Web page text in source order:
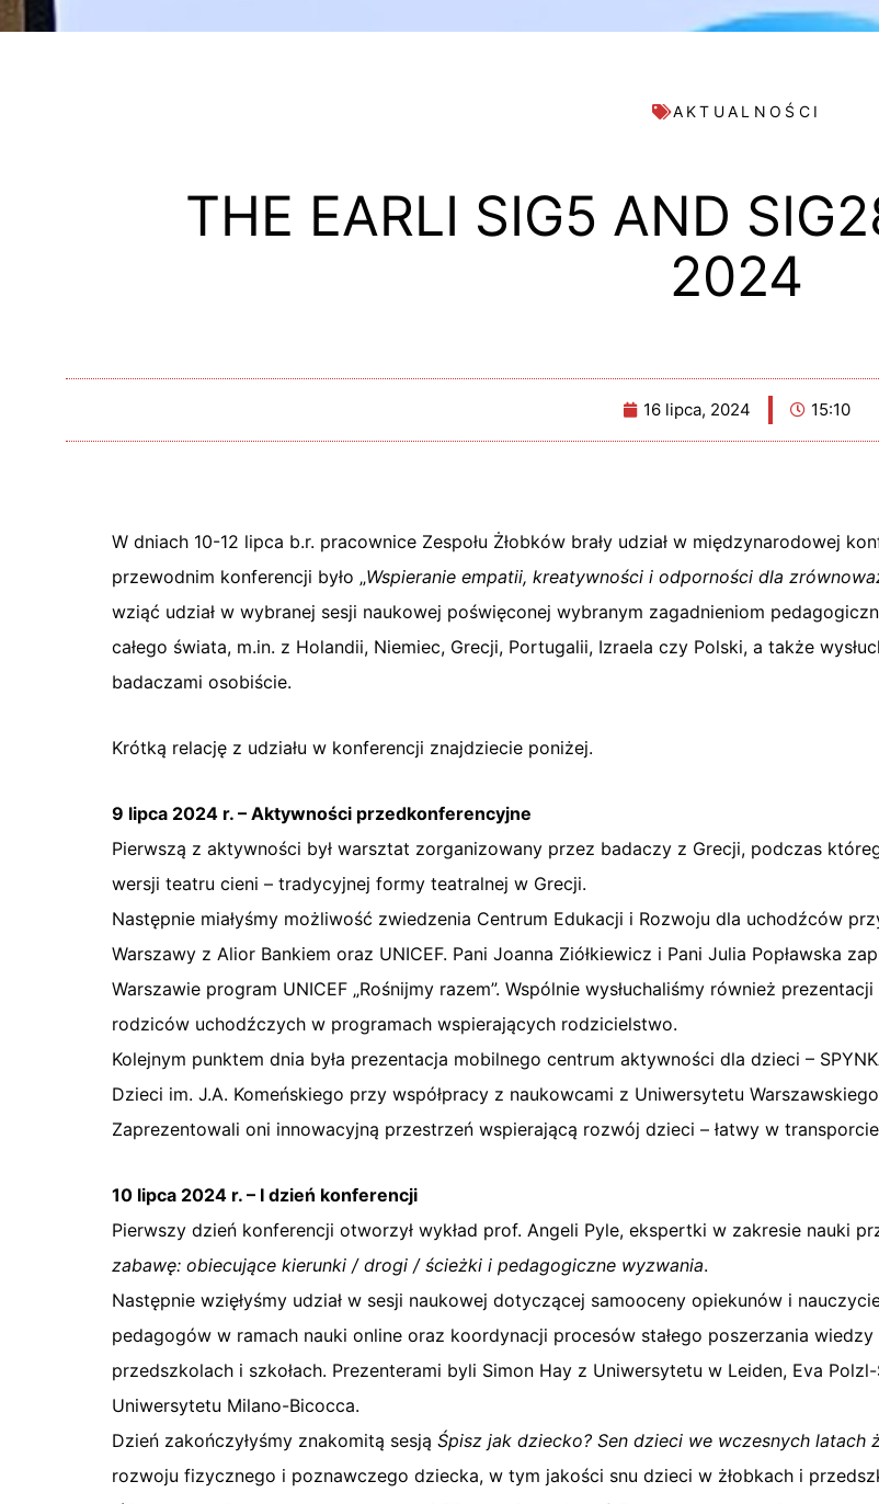
AKTUALNOŚCI
THE EARLI SIG5 AND
2024
16 lipca, 2024 15:10
W dniach 10-12 lipca b.r. pracownice Zespołu Żłobków brały udział w międzynarodowej
przewodnim konferencji było „Wspieranie empatii, kreatywności i odporności dla
wziąć udział w wybranej sesji naukowej poświęconej wybranym zagadnieniom
całego świata, m.in. z Holandii, Niemiec, Grecji, Portugalii, Izraela czy Polski, a także
badaczami osobiście.
Krótką relację z udziału w konferencji znajdziecie poniżej.
9 lipca 2024 r. – Aktywności przedkonferencyjne
Pierwszą z aktywności był warsztat zorganizowany przez badaczy z Grecji, podczas
wersji teatru cieni – tradycyjnej formy teatralnej w Grecji.
Następnie miałyśmy możliwość zwiedzenia Centrum Edukacji i Rozwoju dla uchodźców
Warszawy z Alior Bankiem oraz UNICEF. Pani Joanna Ziółkiewicz i Pani Julia Popławska
Warszawie program UNICEF „Rośnijmy razem”. Wspólnie wysłuchaliśmy również
rodziców uchodźczych w programach wspierających rodzicielstwo.
Kolejnym punktem dnia była prezentacja mobilnego centrum aktywności dla dzieci –
Dzieci im. J.A. Komeńskiego przy współpracy z naukowcami z Uniwersytetu
Zaprezentowali oni innowacyjną przestrzeń wspierającą rozwój dzieci – łatwy w
10 lipca 2024 r. – I dzień konferencji
Pierwszy dzień konferencji otworzył wykład prof. Angeli Pyle, ekspertki w zakresie nauki
zabawę: obiecujące kierunki / drogi / ścieżki i pedagogiczne wyzwania.
Następnie wzięłyśmy udział w sesji naukowej dotyczącej samooceny opiekunów i
pedagogów w ramach nauki online oraz koordynacji procesów stałego poszerzania
przedszkolach i szkołach. Prezenterami byli Simon Hay z Uniwersytetu w Leiden, Eva
Uniwersytetu Milano-Bicocca.
Dzień zakończyłyśmy znakomitą sesją Śpisz jak dziecko? Sen dzieci we wczesnych latach
rozwoju fizycznego i poznawczego dziecka, w tym jakości snu dzieci w żłobkach i